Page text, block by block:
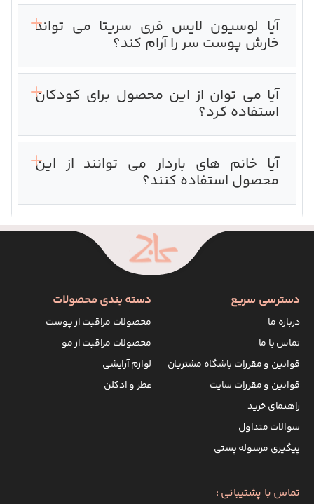
آیا لوسیون لایس فری سریتا می تواند
خارش پوست سر را آرام کند؟
آیا می توان از این محصول برای کودکان
استفاده کرد؟‌
آیا خانم های باردار می توانند از این
محصول استفاده کنند؟
دسترسی سریع
درباره ما
تماس با ما
قوانین و مقررات باشگاه مشتریان
قوانین و مقررات سایت
راهنمای خرید
سوالات متداول
پیگیری مرسوله پستی
دسته بندی محصولات
محصولات مراقبت از پوست
محصولات مراقبت از مو
لوازم آرایشی
عطر و ادکلن
تماس با پشتیبانی :